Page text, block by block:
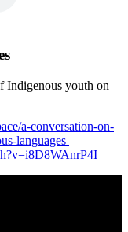
Indigenous youth on
a-conversation-on-
languages